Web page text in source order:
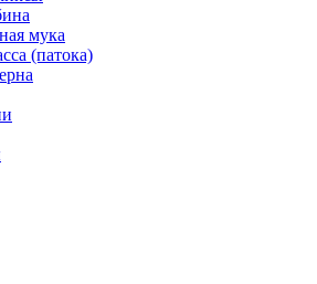
мука
(патока)